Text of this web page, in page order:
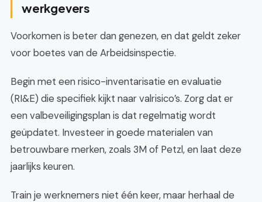
werkgevers
Voorkomen is beter dan genezen, en dat geldt zeker
voor boetes van de Arbeidsinspectie.
Begin met een risico-inventarisatie en evaluatie
(RI&E) die specifiek kijkt naar valrisico’s. Zorg dat er
een valbeveiligingsplan is dat regelmatig wordt
geüpdatet. Investeer in goede materialen van
betrouwbare merken, zoals 3M of Petzl, en laat deze
jaarlijks keuren.
Train je werknemers niet één keer, maar herhaal de